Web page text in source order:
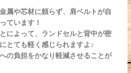
属や芯材に頼らず、肩ベルトが自
ています！
によって、ランドセルと背中が密
とても軽く感じられますよ♪
の負担をかなり軽減させることが